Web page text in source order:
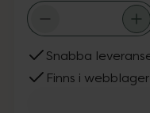
Snabba
Finns i webblager